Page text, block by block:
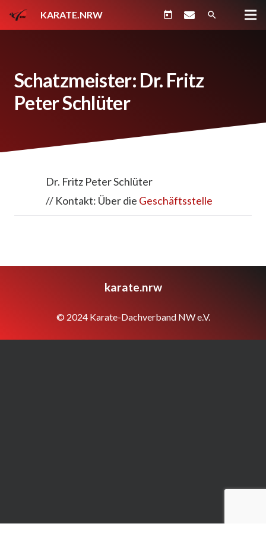
KARATE.NRW today search
Schatzmeister: Dr. Fritz
Peter Schlüter
Dr. Fritz Peter Schlüter
// Kontakt: Über die Geschäftsstelle
karate.nrw
© 2024 Karate-Dachverband NW e.V.